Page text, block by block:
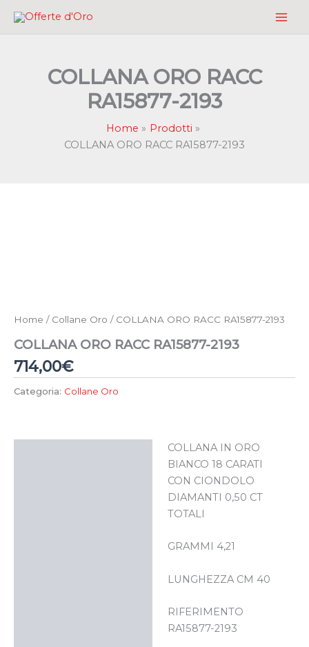
COLLANA ORO RACC
RA15877-2193
Home
Prodotti
COLLANA ORO RACC RA15877-2193
Home / Collane Oro / COLLANA ORO RACC RA15877-2193
COLLANA ORO RACC RA15877-2193
714,00€
Categoria: Collane Oro
COLLANA IN ORO
BIANCO 18 CARATI
CON CIONDOLO
DIAMANTI 0,50 CT
TOTALI
GRAMMI 4,21
LUNGHEZZA CM 40
RIFERIMENTO
RA15877-2193